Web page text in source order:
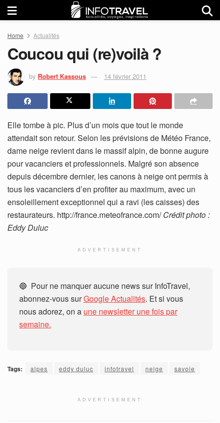
Home Actualités
Coucou qui (re)voilà ?
by Robert Kassous 14 février 2011
Elle tombe à pic. Plus d’un mois que tout le monde
attendait son retour. Selon les prévisions de Météo France,
dame neige revient dans le massif alpin, de bonne augure
pour vacanciers et professionnels. Malgré son absence
depuis décembre dernier, les canons à neige ont permis à
tous les vacanciers d’en profiter au maximum, avec un
ensoleillement exceptionnel qui a ravi (les caisses) des
restaurateurs. http://france.meteofrance.com/Crédit photo :
Eddy Duluc
ADVERTISEMENT
🔵 Pour ne manquer aucune news sur InfoTravel,
abonnez-vous surGoogle Actualités. Et si vous
nous adorez, on a une newsletter une fois par
semaine.
Tags: alpes eddy duluc infotravel neige savoie
ADVERTISEMENT